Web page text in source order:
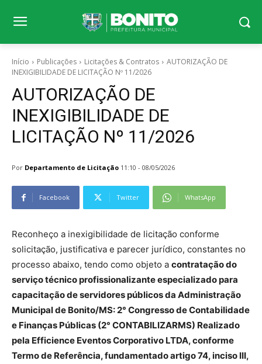
Início Publicações Licitações & Contratos
AUTORIZAÇÃO DE
INEXIGIBILIDADE DE LICITAÇÃO Nº 11/2026
AUTORIZAÇÃO DE
INEXIGIBILIDADE DE
LICITAÇÃO Nº 11/2026
Por Departamento de Licitação 11:10 - 08/05/2026
Facebook Twitter WhatsApp
Reconheço a inexigibilidade de licitação conforme
solicitação, justificativa e parecer jurídico, constantes no
processo abaixo, tendo como objeto a contratação do
serviço técnico profissionalizante especializado para
capacitação de servidores públicos da Administração
Municipal de Bonito/MS: 2° Congresso de Contabilidade
e Finanças Públicas (2° CONTABILIZARMS) Realizado
pela Efficience Eventos Corporativo LTDA, conforme
Termo de Referência,fundamentado artigo 74, inciso III,